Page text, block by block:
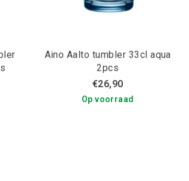
Aino Aalto tumbler 33cl aqua
2pcs
€26,90
Op voorraad